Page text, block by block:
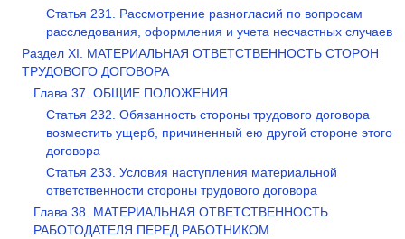
Статья 231. Рассмотрение разногласий по вопросам
расследования, оформления и учета несчастных случаев
Раздел XI. МАТЕРИАЛЬНАЯ ОТВЕТСТВЕННОСТЬ СТОРОН
ТРУДОВОГО ДОГОВОРА
Глава 37. ОБЩИЕ ПОЛОЖЕНИЯ
Статья 232. Обязанность стороны трудового договора
возместить ущерб, причиненный ею другой стороне этого
договора
Статья 233. Условия наступления материальной
ответственности стороны трудового договора
Глава 38. МАТЕРИАЛЬНАЯ ОТВЕТСТВЕННОСТЬ
РАБОТОДАТЕЛЯ ПЕРЕД РАБОТНИКОМ